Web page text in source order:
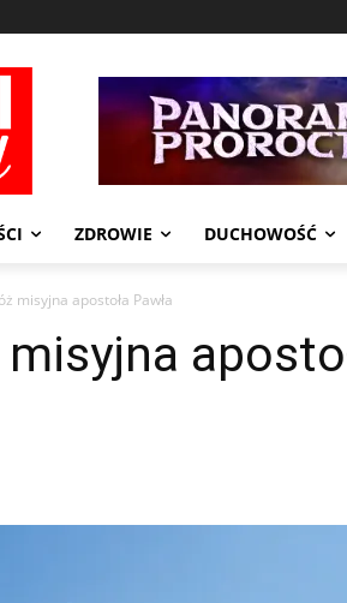
ZDROWIE DUCHOWOŚĆ
misyjna apostoła Pawła